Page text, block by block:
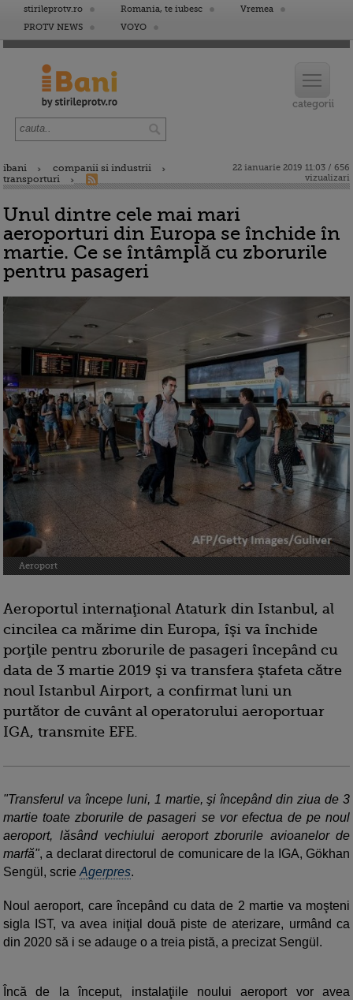
stirileprotv.ro Romania, te iubesc
Vremea
PROTV NEWS
VOYO
ibani
companii si industrii
transporturi
22 ianuarie 2019 11:03 / 656
vizualizari
Unul dintre cele mai mari
aeroporturi din Europa se închide în
martie. Ce se întâmplă cu zborurile
pentru pasageri
Aeroport
Aeroportul internaţional Ataturk din Istanbul, al
cincilea ca mărime din Europa, îşi va închide
porţile pentru zborurile de pasageri începând cu
data de 3 martie 2019 şi va transfera ştafeta către
noul Istanbul Airport, a confirmat luni un
purtător de cuvânt al operatorului aeroportuar
IGA, transmite EFE.
"Transferul va începe luni, 1 martie, şi începând din ziua de 3
martie toate zborurile de pasageri se vor efectua de pe noul
aeroport, lăsând vechiului aeroport zborurile avioanelor de
marfă", a declarat directorul de comunicare de la IGA, Gökhan
Sengül, scrie Agerpres.
Noul aeroport, care începând cu data de 2 martie va moşteni
sigla IST, va avea iniţial două piste de aterizare, urmând ca
din 2020 să i se adauge o a treia pistă, a precizat Sengül.
Încă de la început, instalaţiile noului aeroport vor avea